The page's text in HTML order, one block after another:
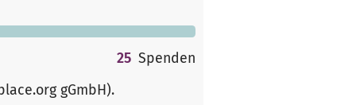
25 Spenden
gGmbH).